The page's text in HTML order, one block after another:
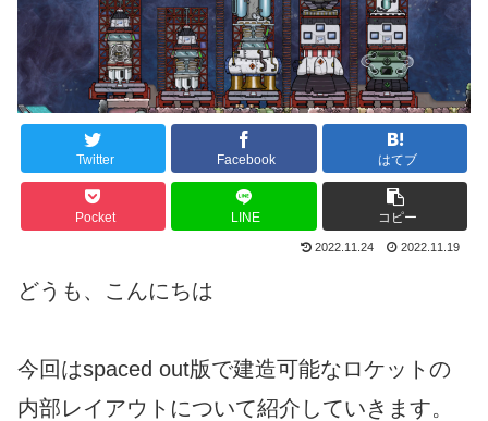
Twitter Facebook はてブ
Pocket LINE コピー
2022.11.24 2022.11.19
どうも、こんにちは
今回はspaced out版で建造可能なロケットの
内部レイアウトについて紹介していきます。